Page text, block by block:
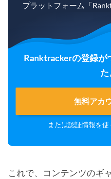
プラットフォーム「
Ranktrackerの登録が
た
無料アカ
または認証情報を使
これで、コンテンツのギ